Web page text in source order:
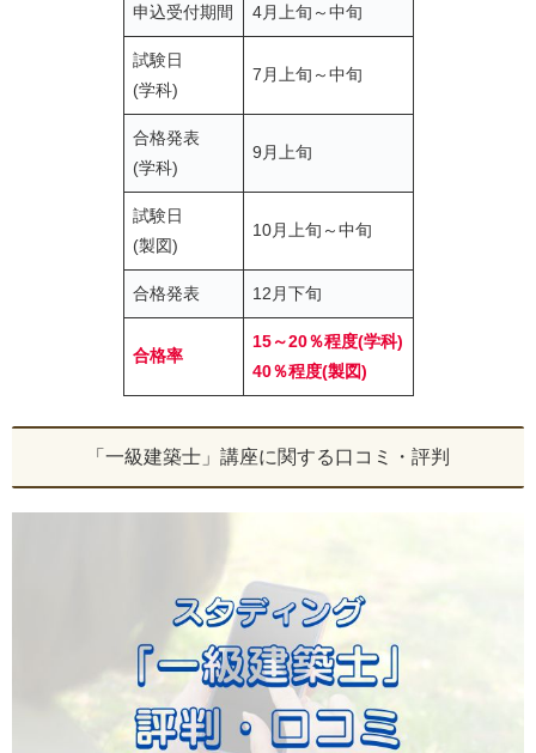
申込受付期間 4月上旬～中旬
試験日
(学科)
7月上旬～中旬
合格発表
(学科)
9月上旬
試験日
(製図)
10月上旬～中旬
合格発表 12月下旬
合格率
15～20％程度(学科)
40％程度(製図)
「一級建築士」講座に関する口コミ・評判